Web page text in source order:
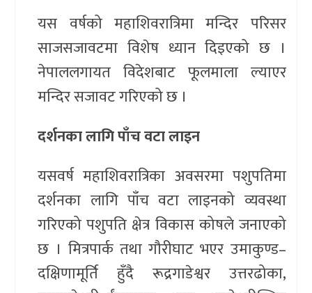
यस वर्षको महाशिवरात्रिमा मन्दिर परिसर
साजसजावटमा विशेष ध्यान दिइएको छ ।
नेपाललगायत विदेशबाट फूलमाला ल्याएर
मन्दिर सजावट गरिएको छ ।
दर्शनका लागि पाँच वटा लाइन
यसवर्ष महाशिवरात्रिका अवसरमा पशुपतिमा
दर्शनका लागि पाँच वटा लाइनको व्यवस्था
गरिएको पशुपति क्षेत्र विकास कोषले जनाएको
छ । मित्रपार्क तथा गौरीघाट भएर उमाकुण्ड–
दक्षिणामूर्ति हुँदै रूद्रगाडेश्वर उत्तरढोका,